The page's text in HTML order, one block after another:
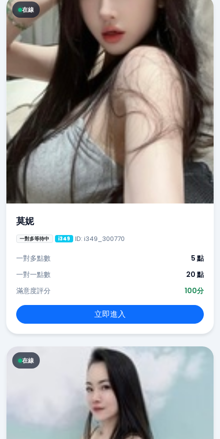
在線
莫妮
一對多等待中 i349 ID: i349_300770
一對多點數
5 點
一對一點數
20 點
滿意度評分
100分
立即進入
在線